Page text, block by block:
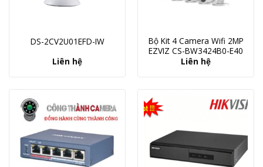
DS-2CV2U01EFD-IW
Liên hệ
Bộ Kit 4 Camera Wifi 2MP
EZVIZ CS-BW3424B0-E40
Liên hệ